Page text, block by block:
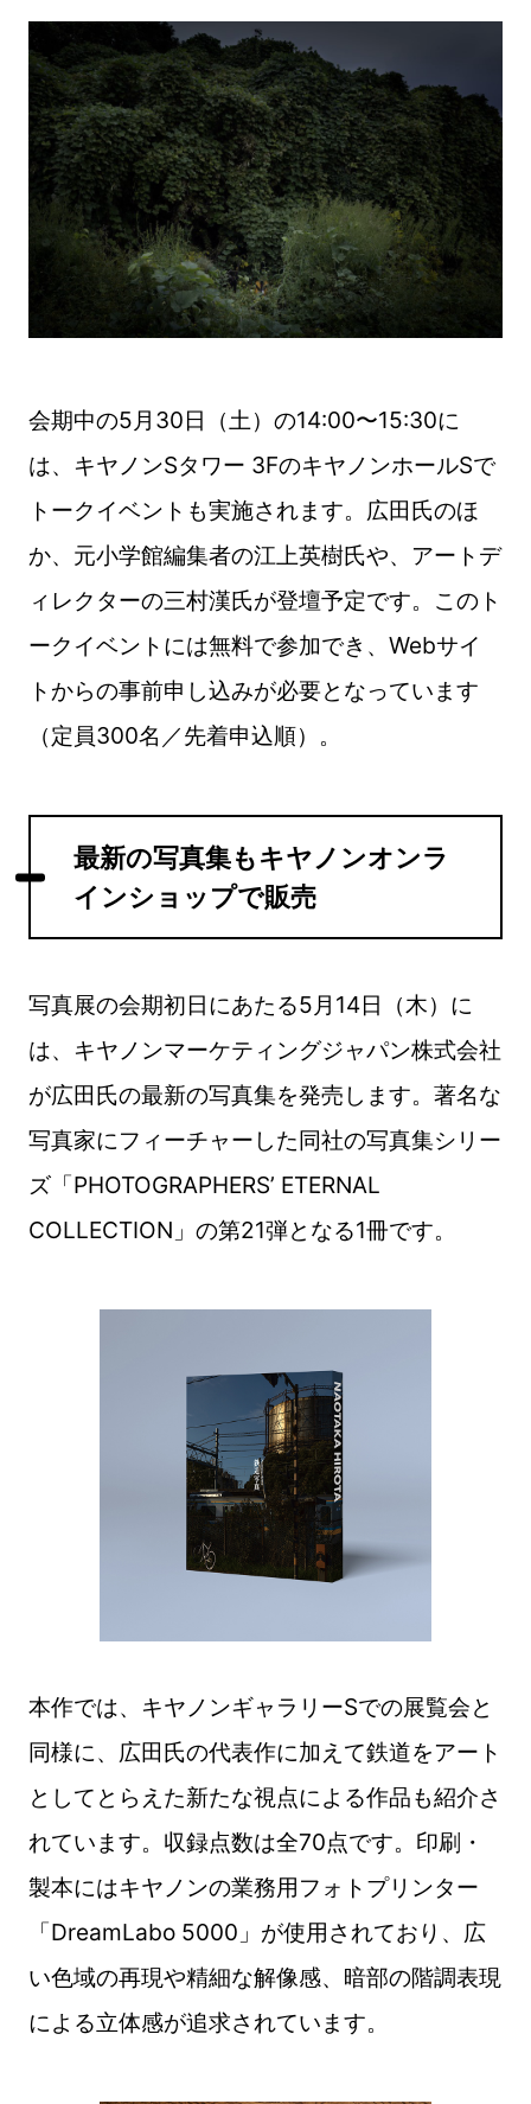
会期中の5月30日（土）の14:00〜15:30に
は、キヤノンSタワー 3FのキヤノンホールSで
トークイベントも実施されます。広田氏のほ
か、元小学館編集者の江上英樹氏や、アートデ
ィレクターの三村漢氏が登壇予定です。このト
ークイベントには無料で参加でき、Webサイ
トからの事前申し込みが必要となっています
（定員300名／先着申込順）。
最新の写真集もキヤノンオンラ
インショップで販売
写真展の会期初日にあたる5月14日（木）に
は、キヤノンマーケティングジャパン株式会社
が広田氏の最新の写真集を発売します。著名な
写真家にフィーチャーした同社の写真集シリー
ズ「PHOTOGRAPHERS’ ETERNAL
COLLECTION」の第21弾となる1冊です。
本作では、キヤノンギャラリーSでの展覧会と
同様に、広田氏の代表作に加えて鉄道をアート
としてとらえた新たな視点による作品も紹介さ
れています。収録点数は全70点です。印刷・
製本にはキヤノンの業務用フォトプリンター
「DreamLabo 5000」が使用されており、広
い色域の再現や精細な解像感、暗部の階調表現
による立体感が追求されています。